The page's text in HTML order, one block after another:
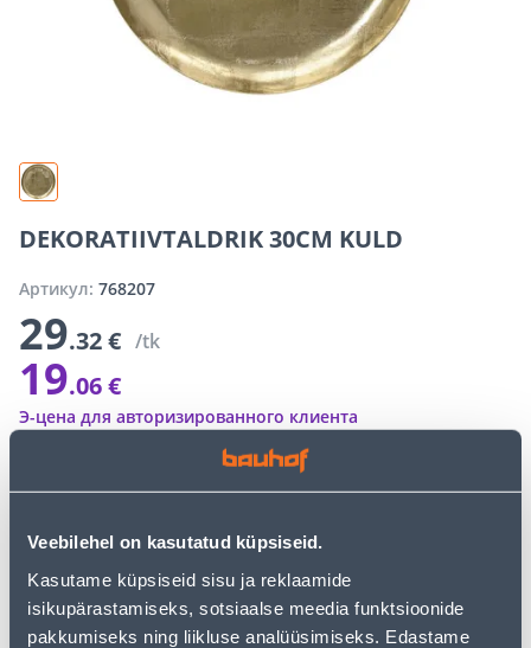
Veebilehel on kasutatud küpsiseid.
Kasutame küpsiseid sisu ja reklaamide
isikupärastamiseks, sotsiaalse meedia funktsioonide
pakkumiseks ning liikluse analüüsimiseks. Edastame
DEKORATIIVTALDRIK 30CM KULD
Артикул: 768207
29.32 € /tk
19.06 €
Специальные цены интернет-магазина могут отличаться от
Э-цена для авторизированного клиента
− + ДОБАВИТЬ В КОРЗИНУ